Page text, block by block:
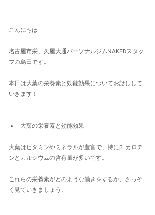
こんにちは
名古屋市栄、久屋大通パーソナルジムNAKEDスタッ
フの島田です。
本日は大葉の栄養素と効能効果についてお話しして
いきます！
大葉の栄養素と効能効果
大葉はビタミンやミネラルが豊富で、特にβｰカロテ
ンとカルシウムの含有量が多いです。
これらの栄養素がどのような働きをするか、さっそ
く見ていきましょう。